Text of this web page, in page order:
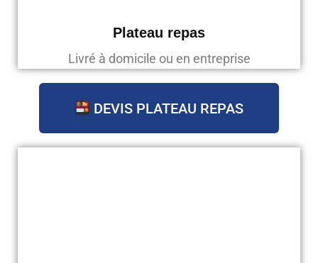
Plateau repas
Livré à domicile ou en entreprise
DEVIS PLATEAU REPAS